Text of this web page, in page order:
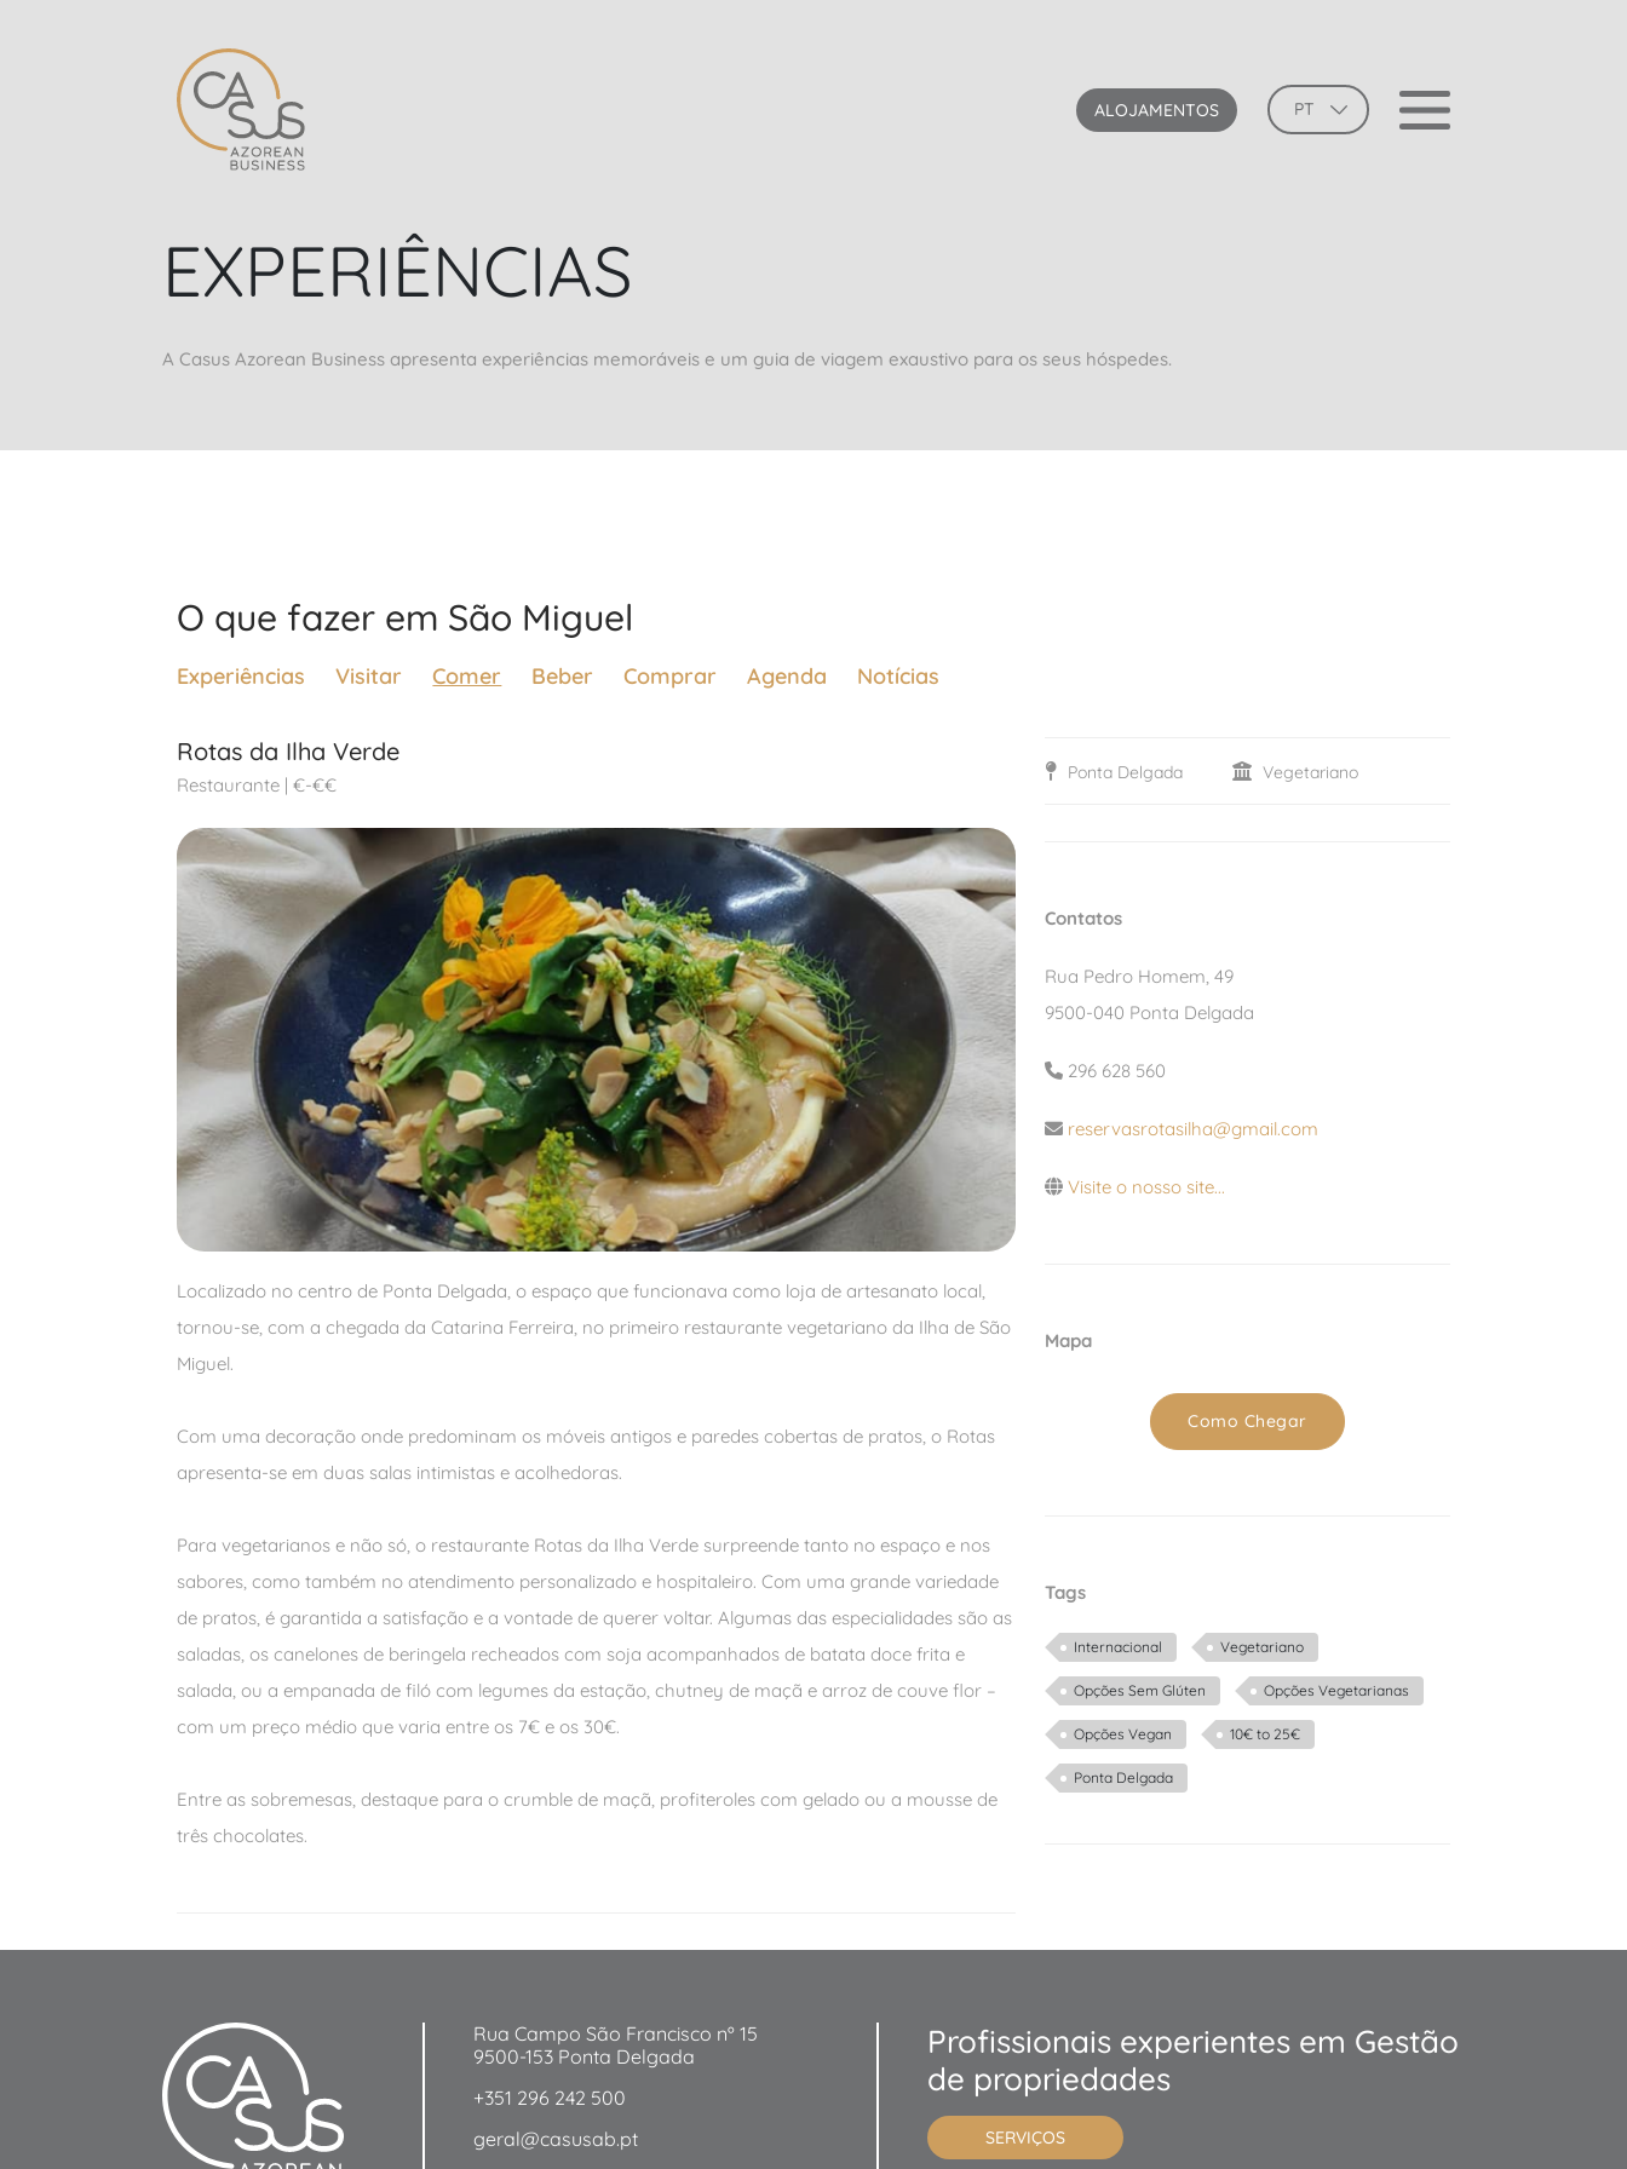
ALOJAMENTOS PT
EXPERIÊNCIAS
A Casus Azorean Business apresenta experiências memoráveis e um guia de viagem exaustivo para os seus hóspedes.
O que fazer em São Miguel
Experiências Visitar Comer Beber Comprar Agenda Notícias
Rotas da Ilha Verde
Restaurante | €-€€
Localizado no centro de Ponta Delgada, o espaço que funcionava como loja de artesanato local,
tornou-se, com a chegada da Catarina Ferreira, no primeiro restaurante vegetariano da Ilha de São
Miguel.
Com uma decoração onde predominam os móveis antigos e paredes cobertas de pratos, o Rotas
apresenta-se em duas salas intimistas e acolhedoras.
Para vegetarianos e não só, o restaurante Rotas da Ilha Verde surpreende tanto no espaço e nos
sabores, como também no atendimento personalizado e hospitaleiro. Com uma grande variedade
de pratos, é garantida a satisfação e a vontade de querer voltar. Algumas das especialidades são as
saladas, os canelones de beringela recheados com soja acompanhados de batata doce frita e
salada, ou a empanada de filó com legumes da estação, chutney de maçã e arroz de couve flor –
com um preço médio que varia entre os 7€ e os 30€.
Entre as sobremesas, destaque para o crumble de maçã, profiteroles com gelado ou a mousse de
três chocolates.
Ponta Delgada Vegetariano
Contatos
Rua Pedro Homem, 49
9500-040 Ponta Delgada
296 628 560
reservasrotasilha@gmail.com
Visite o nosso site...
Mapa
Como Chegar
Tags
Internacional Vegetariano
Opções Sem Glúten Opções Vegetarianas
Opções Vegan 10€ to 25€
Ponta Delgada
Rua Campo São Francisco nº 15
9500-153 Ponta Delgada
+351 296 242 500
geral@casusab.pt
Profissionais experientes em Gestão
de propriedades
SERVIÇOS